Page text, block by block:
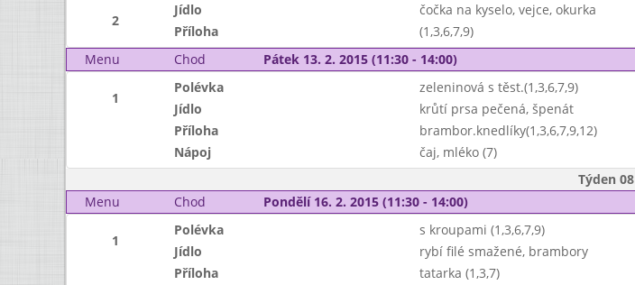
2
Jídlo
čočka na kyselo, vejce, okurka
Příloha
(1,3,6,7,9)
Menu
Chod Pátek 13. 2. 2015 (11:30 - 14:00)
1
Polévka
zeleninová s těst.(1,3,6,7,9)
Jídlo
krůtí prsa pečená, špenát
Příloha
brambor.knedlíky(1,3,6,7,9,12)
Nápoj
čaj, mléko (7)
Týden 08
Menu
Chod Pondělí 16. 2. 2015 (11:30 - 14:00)
1
Polévka
s kroupami (1,3,6,7,9)
Jídlo
rybí filé smažené, brambory
Příloha
tatarka (1,3,7)